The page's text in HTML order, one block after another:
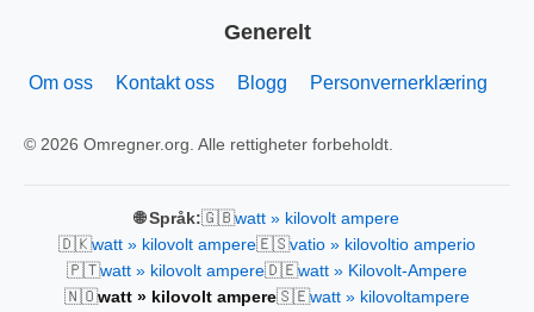
Generelt
Om oss Kontakt oss Blogg Personvernerklæring
© 2026 Omregner.org. Alle rettigheter forbeholdt.
🌐 Språk:🇬🇧watt » kilovolt ampere
🇩🇰watt » kilovolt ampere🇪🇸vatio » kilovoltio amperio
🇵🇹watt » kilovolt ampere🇩🇪watt » Kilovolt-Ampere
🇳🇴watt » kilovolt ampere🇸🇪watt » kilovoltampere